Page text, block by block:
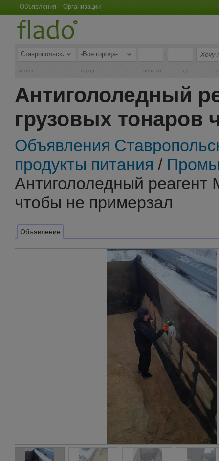
Объявления Организации
-
регион город цена от до
Антигололедный
грузовых тонаров
Объявления
продукты питания /
Антигололедный
чтобы не примерзал
Объявление